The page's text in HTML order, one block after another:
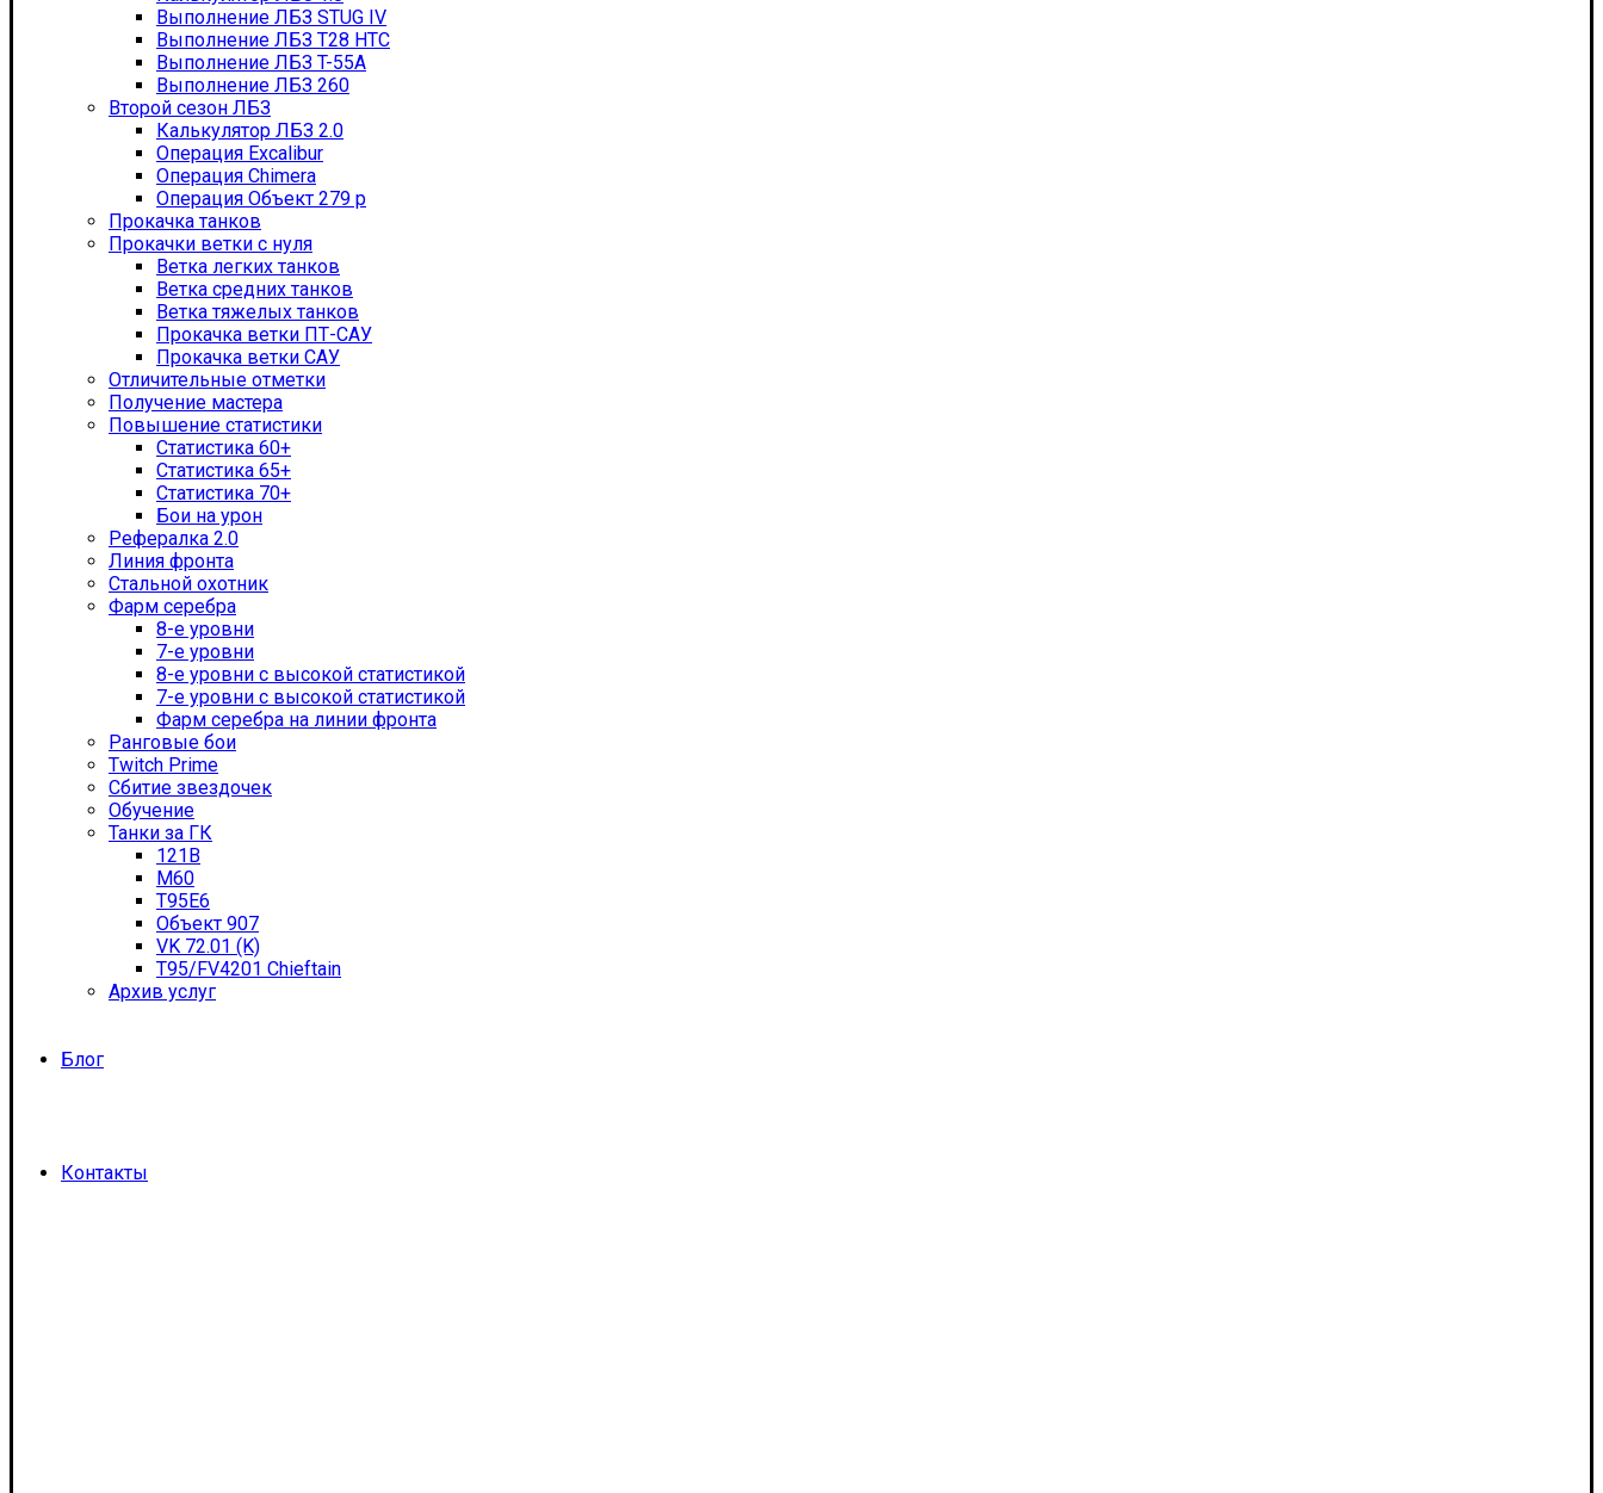
Выполнение ЛБЗ STUG IV
Выполнение ЛБЗ T28 HTC
Выполнение ЛБЗ T-55А
Выполнение ЛБЗ 260
Второй сезон ЛБЗ
Калькулятор ЛБЗ 2.0
Операция Excalibur
Операция Chimera
Операция Объект 279 р
Прокачка танков
Прокачки ветки с нуля
Ветка легких танков
Ветка средних танков
Ветка тяжелых танков
Прокачка ветки ПТ-САУ
Прокачка ветки САУ
Отличительные отметки
Получение мастера
Повышение статистики
Статистика 60+
Статистика 65+
Статистика 70+
Бои на урон
Рефералка 2.0
Линия фронта
Стальной охотник
Фарм серебра
8-е уровни
7-е уровни
8-е уровни с высокой статистикой
7-е уровни с высокой статистикой
Фарм серебра на линии фронта
Ранговые бои
Twitch Prime
Сбитие звездочек
Обучение
Танки за ГК
121B
M60
T95E6
Объект 907
VK 72.01 (K)
T95/FV4201 Chieftain
Архив услуг
Блог
Контакты